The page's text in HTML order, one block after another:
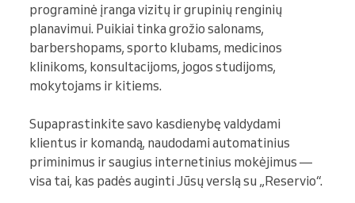
programinė įranga vizitų ir grupinių renginių
planavimui. Puikiai tinka grožio salonams,
barbershopams, sporto klubams, medicinos
klinikoms, konsultacijoms, jogos studijoms,
mokytojams ir kitiems.
Supaprastinkite savo kasdienybę valdydami
klientus ir komandą, naudodami automatinius
priminimus ir saugius internetinius mokėjimus —
visa tai, kas padės auginti Jūsų verslą su „Reservio“.